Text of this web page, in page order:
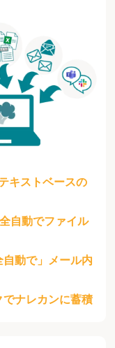
キストベースの
自動でファイル
自動で」メール内
でナレカンに蓄積